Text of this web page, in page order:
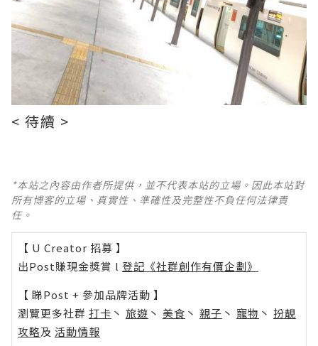
< 待續 >
*本站之內容由作者所提供，並不代表本站的立場。因此本站對
所有博客的立場、真實性、準確性及完整性不負任何法律責
任。
【 U Creator 招募 】
出Post賺現金獎賞 l 登記《社群創作有價企劃》
【 睇Post + 參加品牌活動 】
瀏覽更多社群 打卡 丶 旅遊 丶 美食 丶 親子 丶 寵物 丶 扮靚
攻略及 活動情報